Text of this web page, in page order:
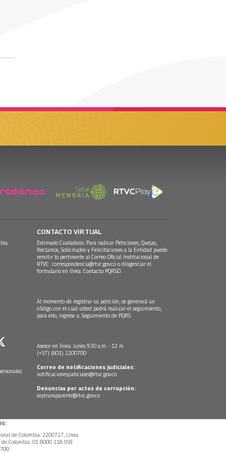
CONTACTO VIRTUAL
Estimado Ciudadano: Para radicar Peticiones, Quejas,
Reclamos, Solicitudes y Felicitaciones a la Entidad puede
remitir lo pertinente al Correo Oficial Institucional de
RTVC correspondencia@rtvc.gov.co o diligenciar el
formulario en línea: Contacto PQRSD.
Al momento de registrar su petición, se generará un
código con el cual usted podrá realizar el seguimiento,
para ello, ingrese a: Seguimiento de PQRS
Asesor en línea: lunes 9:30 a.m. - 12 m
(+57) (601) 2200700
Correo de notificaciones judiciales:
notificacionesjudiciales@rtvc.gov.co
Denuncias por actos de corrupción:
soytransparente@rtvc.gov.co
de Colombia: 2200727, Línea
Colombia: 01 8000 118 959.